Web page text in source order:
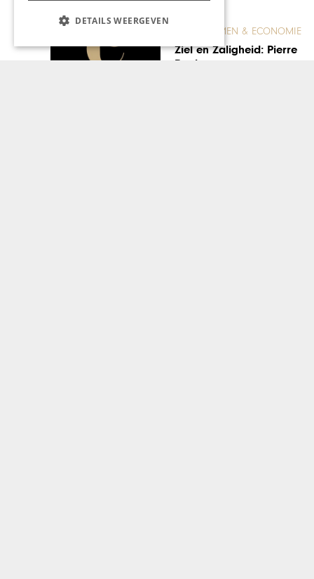
ONDERNEMEN & ECONOMIE
Ziel en Zaligheid: Pierre
Boels
DETAILS WEERGEVEN